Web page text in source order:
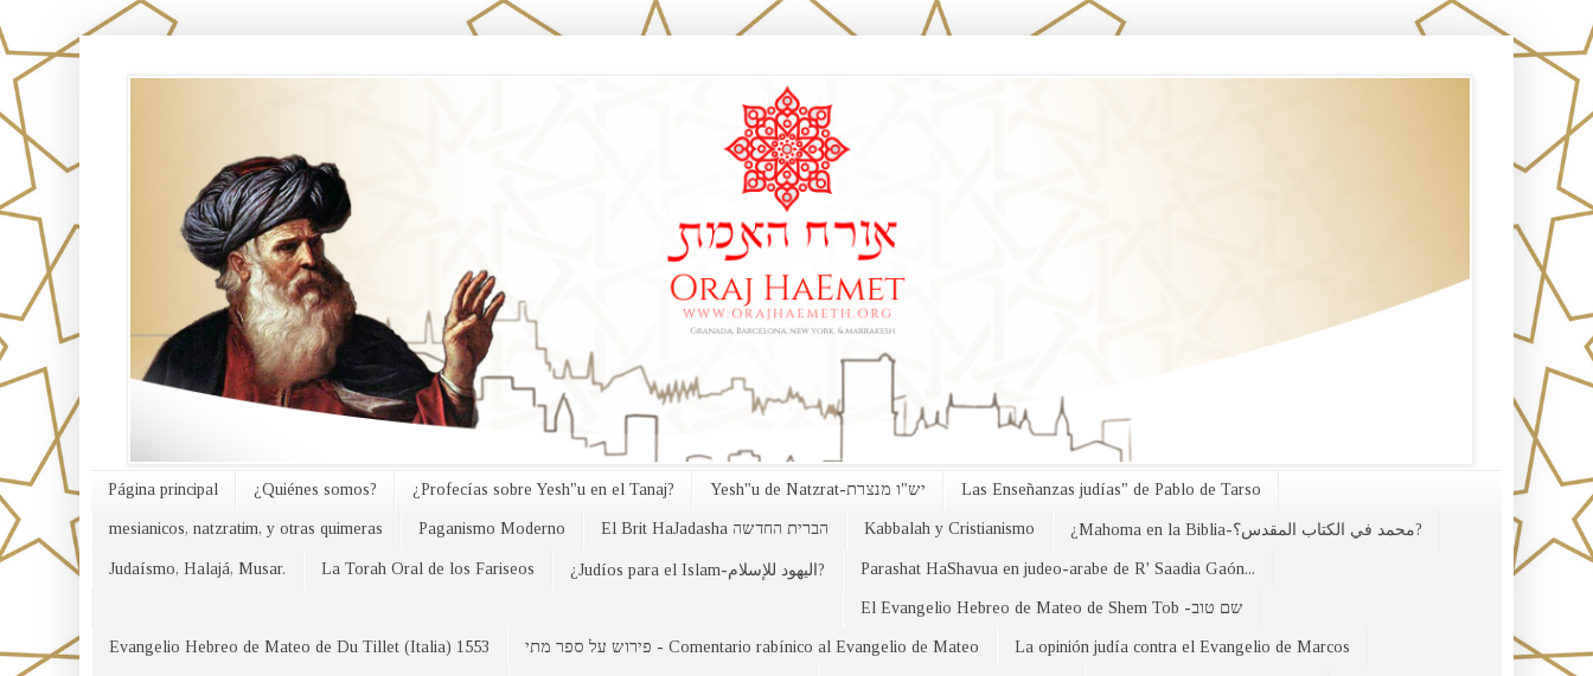
Página principal ¿Quiénes somos? ¿Profecías sobre Yesh"u en el Tanaj? Yesh"u de Natzrat-יש"ו מנצרת Las Enseñanzas judías" de Pablo de Tarso
mesianicos, natzratim, y otras quimeras Paganismo Moderno El Brit HaJadasha הברית החדשה Kabbalah y Cristianismo ¿Mahoma en la Biblia-محمد في الكتاب المقدس؟?
Judaísmo, Halajá, Musar. La Torah Oral de los Fariseos ¿Judíos para el Islam-اليهود للإسلام? Parashat HaShavua en judeo-arabe de R' Saadia Gaón...
El Evangelio Hebreo de Mateo de Shem Tob -שם טוב
Evangelio Hebreo de Mateo de Du Tillet (Italia) 1553 פירוש על ספר מתי - Comentario rabínico al Evangelio de Mateo La opinión judía contra el Evangelio de Marcos